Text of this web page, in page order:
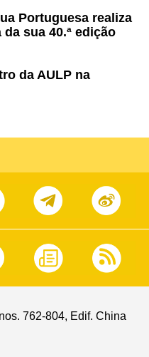
Portuguesa realiza
sua 40.ª edição
da AULP na
762-804, Edif. China